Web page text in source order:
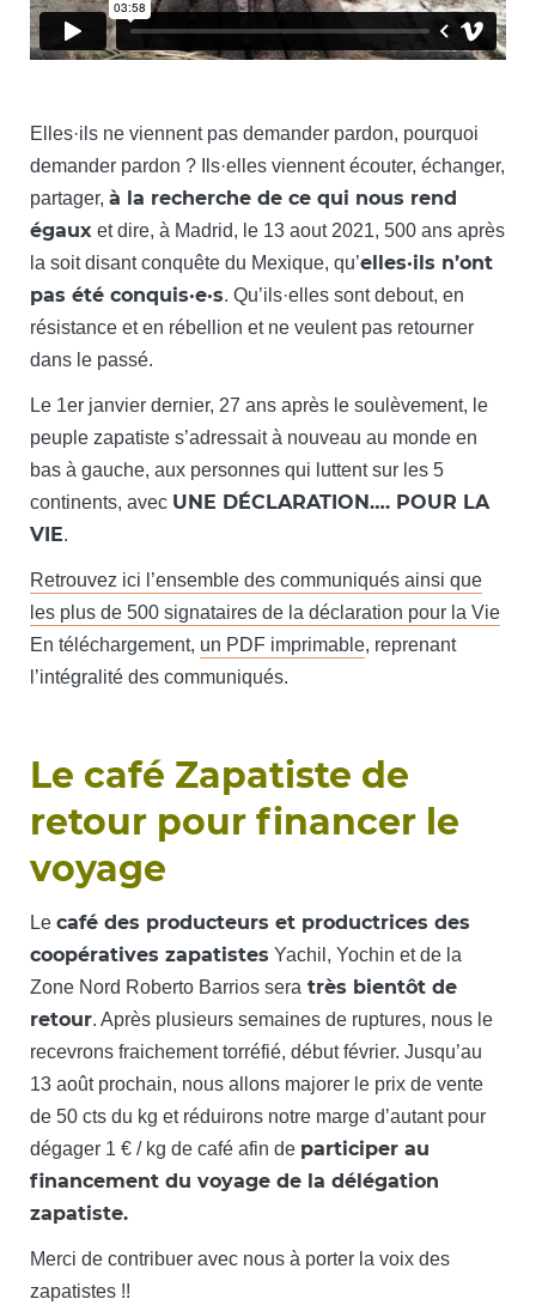
Elles·ils ne viennent pas demander pardon, pourquoi
demander pardon ? Ils·elles viennent écouter, échanger,
partager, à la recherche de ce qui nous rend
égaux et dire, à Madrid, le 13 aout 2021, 500 ans après
la soit disant conquête du Mexique, qu’elles·ils n’ont
pas été conquis·e·s. Qu’ils·elles sont debout, en
résistance et en rébellion et ne veulent pas retourner
dans le passé.
Le 1er janvier dernier, 27 ans après le soulèvement, le
peuple zapatiste s’adressait à nouveau au monde en
bas à gauche, aux personnes qui luttent sur les 5
continents, avec UNE DÉCLARATION…. POUR LA
VIE.
Retrouvez ici l’ensemble des communiqués ainsi que
les plus de 500 signataires de la déclaration pour la Vie
En téléchargement, un PDF imprimable, reprenant
l’intégralité des communiqués.
Le café Zapatiste de
retour pour financer le
voyage
Le café des producteurs et productrices des
coopératives zapatistes Yachil, Yochin et de la
Zone Nord Roberto Barrios sera très bientôt de
retour. Après plusieurs semaines de ruptures, nous le
recevrons fraichement torréfié, début février. Jusqu’au
13 août prochain, nous allons majorer le prix de vente
de 50 cts du kg et réduirons notre marge d’autant pour
dégager 1 € / kg de café afin de participer au
financement du voyage de la délégation
zapatiste.
Merci de contribuer avec nous à porter la voix des
zapatistes !!